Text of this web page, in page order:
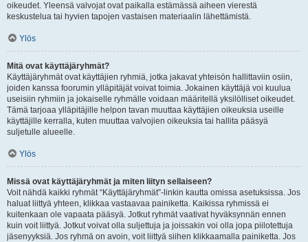
oikeudet. Yleensä valvojat ovat paikalla estämässä aiheen vierestä
keskustelua tai hyvien tapojen vastaisen materiaalin lähettämistä.
Ylös
Mitä ovat käyttäjäryhmät?
Käyttäjäryhmät ovat käyttäjien ryhmiä, jotka jakavat yhteisön hallittaviin osiin,
joiden kanssa foorumin ylläpitäjät voivat toimia. Jokainen käyttäjä voi kuulua
useisiin ryhmiin ja jokaiselle ryhmälle voidaan määritellä yksilölliset oikeudet.
Tämä tarjoaa ylläpitäjille helpon tavan muuttaa käyttäjien oikeuksia useille
käyttäjille kerralla, kuten muuttaa valvojien oikeuksia tai hallita pääsyä
suljetulle alueelle.
Ylös
Missä ovat käyttäjäryhmät ja miten liityn sellaiseen?
Voit nähdä kaikki ryhmät “Käyttäjäryhmät”-linkin kautta omissa asetuksissa. Jos
haluat liittyä yhteen, klikkaa vastaavaa painiketta. Kaikissa ryhmissä ei
kuitenkaan ole vapaata pääsyä. Jotkut ryhmät vaativat hyväksynnän ennen
kuin voit liittyä. Jotkut voivat olla suljettuja ja joissakin voi olla jopa piilotettuja
jäsenyyksiä. Jos ryhmä on avoin, voit liittyä siihen klikkaamalla painiketta. Jos